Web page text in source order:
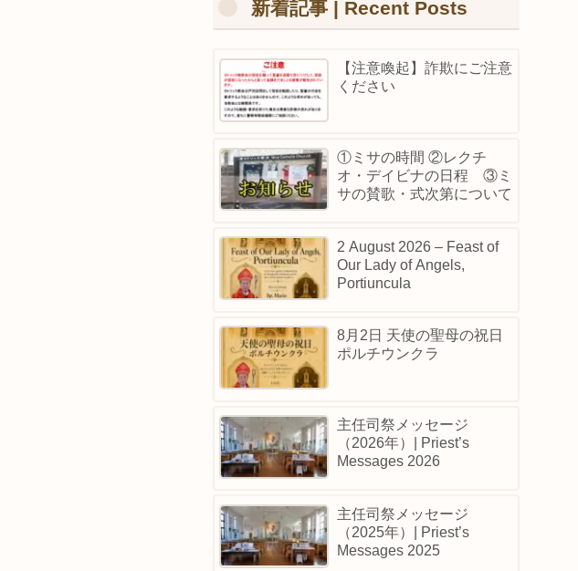
新着記事 | Recent Posts
【注意喚起】詐欺にご注意
ください
①ミサの時間 ②レクチ
オ・デイビナの日程 ③ミ
サの賛歌・式次第について
2 August 2026 – Feast of
Our Lady of Angels,
Portiuncula
8月2日 天使の聖母の祝日
ポルチウンクラ
主任司祭メッセージ
（2026年）| Priest’s
Messages 2026
主任司祭メッセージ
（2025年）| Priest’s
Messages 2025